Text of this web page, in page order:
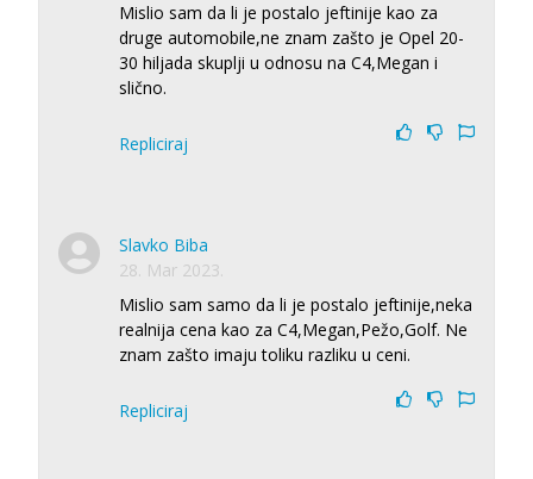
Mislio sam da li je postalo jeftinije kao za
druge automobile,ne znam zašto je Opel 20-
30 hiljada skuplji u odnosu na C4,Megan i
slično.
Repliciraj
Slavko Biba
28. Mar 2023.
Mislio sam samo da li je postalo jeftinije,neka
realnija cena kao za C4,Megan,Pežo,Golf. Ne
znam zašto imaju toliku razliku u ceni.
Repliciraj